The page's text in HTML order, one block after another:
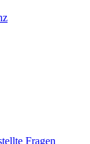
Fragen
2012
– Kein
Südtiroler